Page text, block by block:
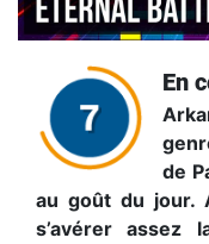
En
de
au goût du jour.
s’avérer assez